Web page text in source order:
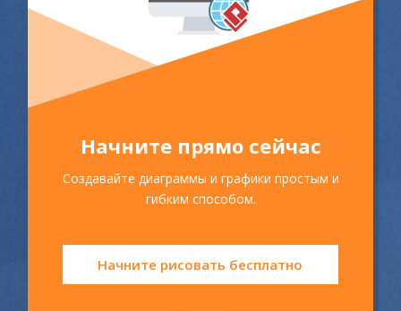
Начните прямо сейчас
Создавайте диаграммы и графики простым и
гибким способом.
Начните рисовать бесплатно